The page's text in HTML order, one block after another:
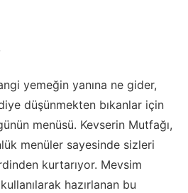
yemeğin yanına ne gider,
düşünmekten bıkanlar için
menüsü. Kevserin Mutfağı,
menüler sayesinde sizleri
kurtarıyor. Mevsim
hazırlanan bu